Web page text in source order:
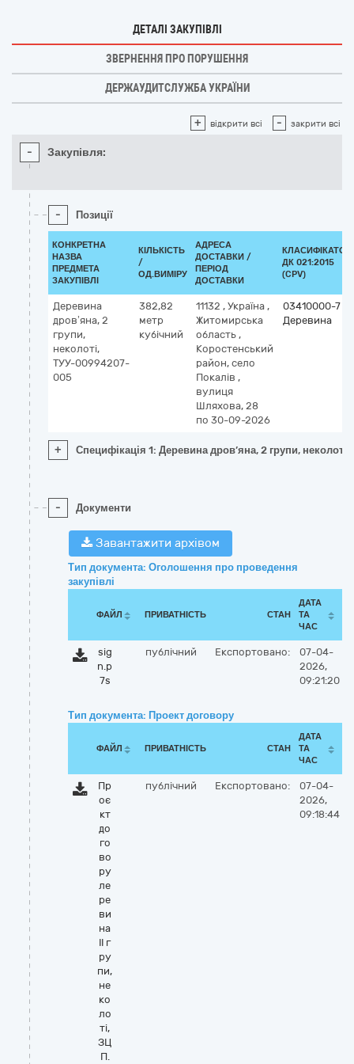
ДЕТАЛІ ЗАКУПІВЛІ
ЗВЕРНЕННЯ ПРО ПОРУШЕННЯ
ДЕРЖАУДИТСЛУЖБА УКРАЇНИ
+ відкрити всі - закрити всі
- Закупівля:
- Позиції
КОНКРЕТНА
НАЗВА
ПРЕДМЕТА
ЗАКУПІВЛІ
КІЛЬКІСТЬ
/
ОД.ВИМІРУ
АДРЕСА
ДОСТАВКИ /
ПЕРІОД
ДОСТАВКИ
КЛАСИФІКАТОР
ДК 021:2015
(CPV)
Деревина
дров’яна, 2
групи,
неколоті,
ТУУ-00994207-
005
382,82
метр
кубічний
11132 , Україна ,
Житомирська
область ,
Коростенський
район, село
Покалів ,
вулиця
Шляхова, 28
по 30-09-2026
03410000-7
Деревина
+ Специфікація 1: Деревина дров’яна, 2 групи,
- Документи
Завантажити архівом
Тип документа: Оголошення про проведення
закупівлі
ФАЙЛ ПРИВАТНІСТЬ СТАН
ДАТА
ТА
ЧАС
sig
n.p
7s
публічний Експортовано:
07-04-
2026,
09:21:20
Тип документа: Проект договору
ФАЙЛ ПРИВАТНІСТЬ СТАН
ДАТА
ТА
ЧАС
Пр
оє
кт
до
го
во
ру
ле
ре
ви
на
ІІ г
ру
пи,
не
ко
ло
ті,
ЗЦ
П.
публічний Експортовано:
07-04-
2026,
09:18:44